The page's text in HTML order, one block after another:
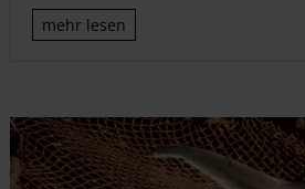
mehr lesen